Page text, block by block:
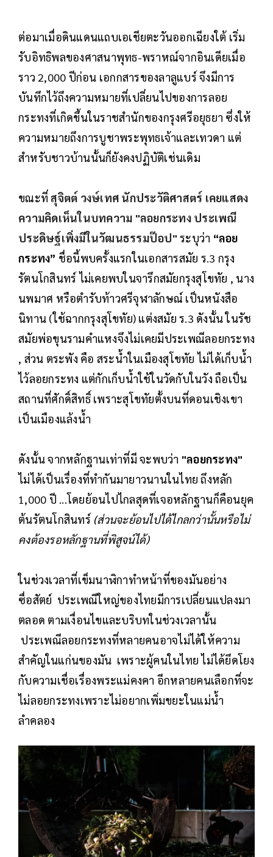
ต่อมาเมื่อดินแดนแถบเอเชียตะวันออกเฉียงใต้ เริ่ม
รับอิทธิพลของศาสนาพุทธ-พราหณ์จากอินเดียเมื่อ
ราว 2,000 ปีก่อน เอกกสารของลาลูแบร์ จึงมีการ
บันทึกไว้ถึงความหมายที่เปลี่ยนไปของการลอย
กระทงที่เกิดขึ้นในราชสำนักของกรุงศรีอยุธยา ซึ่งให้
ความหมายถึงการบูชาพระพุทธเจ้าและเทวดา แต่
สำหรับชาวบ้านนั้นก็ยังคงปฏิบัติเช่นเดิม
ขณะที่สุจิตต์ วงษ์เทศ นักประวัติศาสตร์ เคยแสดง
ความคิดเห็นในบทความ "ลอยกระทง ประเพณี
ประดิษฐ์เพิ่งมีในวัฒนธรรมป๊อป" ระบุว่า “ลอย
กระทง” ชื่อนี้พบครั้งแรกในเอกสารสมัย ร.3 กรุง
รัตนโกสินทร์ ไม่เคยพบในจารึกสมัยกรุงสุโขทัย , นาง
นพมาศ หรือตำรับท้าวศรีจุฬาลักษณ์ เป็นหนังสือ
นิทาน (ใช้ฉากกรุงสุโขทัย) แต่งสมัย ร.3 ดังนั้น ในรัช
สมัยพ่อขุนรามคำแหงจึงไม่เคยมีประเพณีลอยกระทง
, ส่วน ตระพัง คือ สระน้ำในเมืองสุโขทัย ไม่ได้เก็บน้ำ
ไว้ลอยกระทง แต่กักเก็บน้ำใช้ในวัดกับในวัง ถือเป็น
สถานที่ศักดิ์สิทธิ์ เพราะสุโขทัยตั้งบนที่ดอนเชิงเขา
เป็นเมืองแล้งน้ำ
ดังนั้น จากหลักฐานเท่าที่มี จะพบว่า "ลอยกระทง"
ไม่ได้เป็นเรื่องที่ทำกันมายาวนานในไทย ถึงหลัก
1,000 ปี ...โดยย้อนไปไกลสุดที่เจอหลักฐานก็คือนยุค
ต้นรัตนโกสินทร์ (ส่วนจะย้อนไปได้ไกลกว่านั้นหรือไม่
คงต้องรอหลักฐานที่พิสูจน์ได้)
ในช่วงเวลาที่เข็มนาฬิกาทำหน้าที่ของมันอย่าง
ซื่อสัตย์ ประเพณีใหญ่ของไทยมีการเปลี่ยนแปลงมา
ตลอด ตามเงื่อนไขและบริบทในช่วงเวลานั้น
ประเพณีลอยกระทงที่หลายคนอาจไม่ได้ให้ความ
สำคัญในแก่นของมัน เพราะผู้คนในไทย ไม่ได้ยึดโยง
กับความเชื่อเรื่องพระแม่คงคา อีกหลายคนเลือกที่จะ
ไม่ลอยกระทงเพราะไม่อยากเพิ่มขยะในแม่น้ำ
ลำคลอง